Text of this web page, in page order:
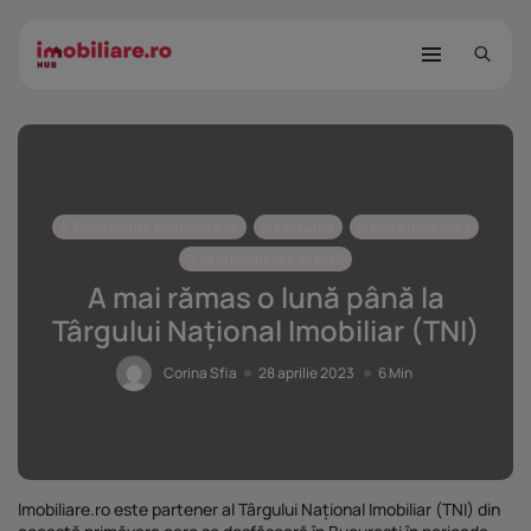
STUDIU Imobiliare.ro: Câtă încredere
mai...
25 noiembrie 2025 8 Min
25 noiembrie 2025 9 Min
A mai rămas o lună până la
Târgului Național Imobiliar (TNI)
Corina Sfia 28 aprilie 2023 6 Min
Imobiliare.ro este partener al Târgului Național Imobiliar (TNI) din